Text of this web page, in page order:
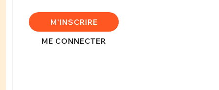
M'INSCRIRE
ME CONNECTER